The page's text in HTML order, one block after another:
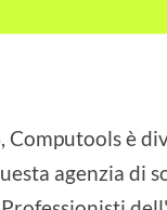
è
agenzia di